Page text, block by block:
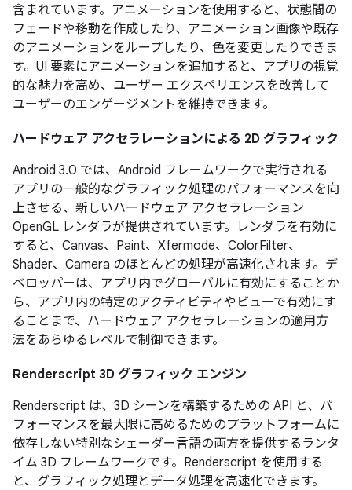
含まれています。アニメーションを使用すると、状態間の
フェードや移動を作成したり、アニメーション画像や既存
のアニメーションをループしたり、色を変更したりできま
す。UI 要素にアニメーションを追加すると、アプリの視覚
的な魅力を高め、ユーザー エクスペリエンスを改善して
ユーザーのエンゲージメントを維持できます。
ハードウェア アクセラレーションによる 2D グラフィック
Android 3.0 では、Android フレームワークで実行される
アプリの一般的なグラフィック処理のパフォーマンスを向
上させる、新しいハードウェア アクセラレーション
OpenGL レンダラが提供されています。レンダラを有効に
すると、Canvas、Paint、Xfermode、ColorFilter、
Shader、Camera のほとんどの処理が高速化されます。デ
ベロッパーは、アプリ内でグローバルに有効にすることか
ら、アプリ内の特定のアクティビティやビューで有効にす
ることまで、ハードウェア アクセラレーションの適用方
法をあらゆるレベルで制御できます。
Renderscript 3D グラフィック エンジン
Renderscript は、3D シーンを構築するための API と、パ
フォーマンスを最大限に高めるためのプラットフォームに
依存しない特別なシェーダー言語の両方を提供するランタ
イム 3D フレームワークです。Renderscript を使用する
と、グラフィック処理とデータ処理を高速化できます。